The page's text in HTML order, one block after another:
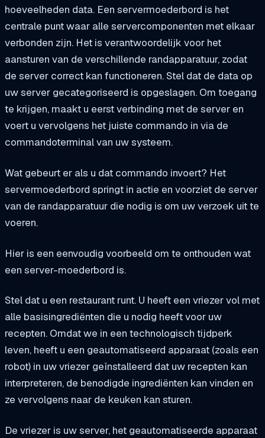
hoeveelheden data. Een servermoederbord is het
centrale punt waar alle servercomponenten met elkaar
verbonden zijn. Het is verantwoordelijk voor het
aansturen van de verschillende randapparatuur, zodat
de server correct kan functioneren. Stel dat de data op
uw server gecategoriseerd is opgeslagen. Om toegang
te krijgen, maakt u eerst verbinding met de server en
voert u vervolgens het juiste commando in via de
commandoterminal van uw systeem.
Wat gebeurt er als u dat commando invoert? Het
servermoederbord springt in actie en voorziet de server
van de randapparatuur die nodig is om uw verzoek uit te
voeren.
Hier is een eenvoudig voorbeeld om te onthouden wat
een server-moederbord is.
Stel dat u een restaurant runt. U heeft een vriezer vol met
alle basisingrediënten die u nodig heeft voor uw
recepten. Omdat we in een technologisch tijdperk
leven, heeft u een geautomatiseerd apparaat (zoals een
robot) in uw vriezer geïnstalleerd dat uw recepten kan
interpreteren, de benodigde ingrediënten kan vinden en
ze vervolgens naar de keuken kan sturen.
De vriezer is uw server, het geautomatiseerde apparaat